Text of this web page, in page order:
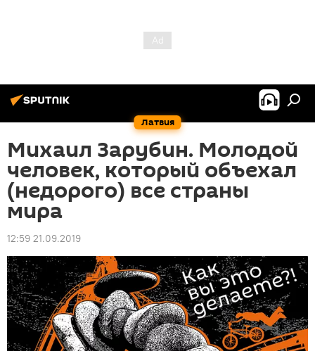
Латвия
Михаил Зарубин. Молодой
человек, который объехал
(недорого) все страны
мира
12:59 21.09.2019